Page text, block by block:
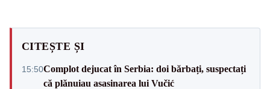
CITEȘTE ȘI
15:50Complot dejucat în Serbia: doi bărbați, suspectați
că plănuiau asasinarea lui Vučić